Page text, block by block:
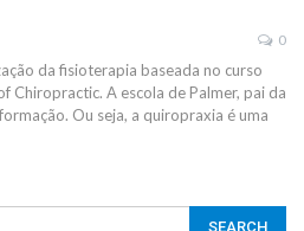
0
da fisioterapia baseada no curso
Chiropractic. A escola de Palmer, pai da
Ou seja, a quiropraxia é uma